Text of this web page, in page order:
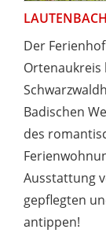
Der
Ortenaukreis
Badischen
des
Ausstattung
gepflegten
antippen!